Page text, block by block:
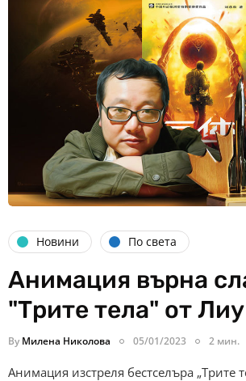
Новини По света
Анимация върна
"Трите тела" от
By Милена Николова 05/01/2023 2 мин.
Анимация изстреля бестселъра „Трите